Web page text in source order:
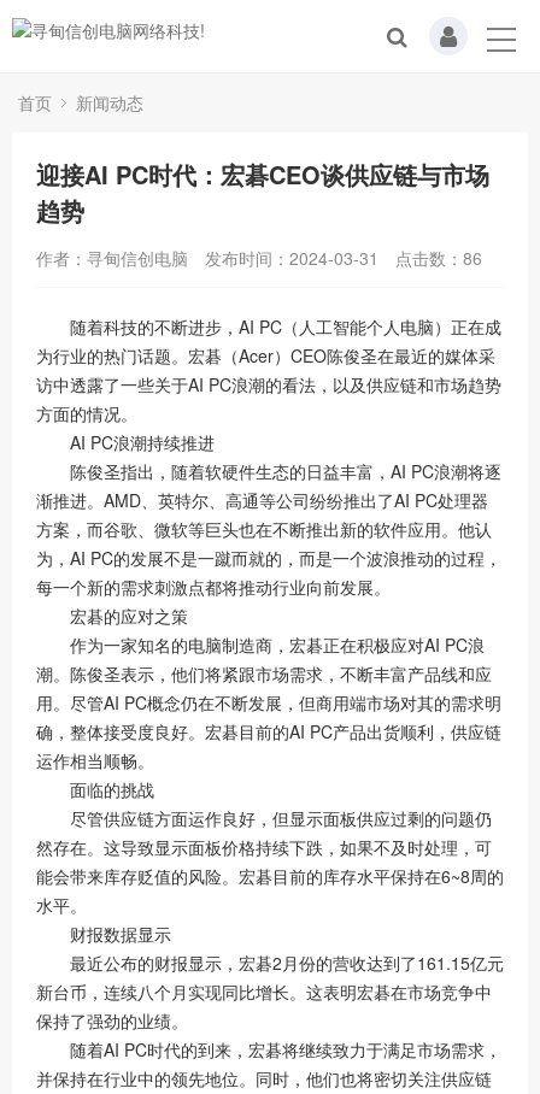
首页 新闻动态
迎接AI PC时代：宏碁CEO谈供应链与市场
趋势
作者：寻甸信创电脑 发布时间：2024-03-31 点击数： 86
随着科技的不断进步，AI PC（人工智能个人电脑）正在成
为行业的热门话题。宏碁（Acer）CEO陈俊圣在最近的媒体采
访中透露了一些关于AI PC浪潮的看法，以及供应链和市场趋势
方面的情况。
AI PC浪潮持续推进
陈俊圣指出，随着软硬件生态的日益丰富，AI PC浪潮将逐
渐推进。AMD、英特尔、高通等公司纷纷推出了AI PC处理器
方案，而谷歌、微软等巨头也在不断推出新的软件应用。他认
为，AI PC的发展不是一蹴而就的，而是一个波浪推动的过程，
每一个新的需求刺激点都将推动行业向前发展。
宏碁的应对之策
作为一家知名的电脑制造商，宏碁正在积极应对AI PC浪
潮。陈俊圣表示，他们将紧跟市场需求，不断丰富产品线和应
用。尽管AI PC概念仍在不断发展，但商用端市场对其的需求明
确，整体接受度良好。宏碁目前的AI PC产品出货顺利，供应链
运作相当顺畅。
面临的挑战
尽管供应链方面运作良好，但显示面板供应过剩的问题仍
然存在。这导致显示面板价格持续下跌，如果不及时处理，可
能会带来库存贬值的风险。宏碁目前的库存水平保持在6~8周的
水平。
财报数据显示
最近公布的财报显示，宏碁2月份的营收达到了161.15亿元
新台币，连续八个月实现同比增长。这表明宏碁在市场竞争中
保持了强劲的业绩。
随着AI PC时代的到来，宏碁将继续致力于满足市场需求，
并保持在行业中的领先地位。同时，他们也将密切关注供应链